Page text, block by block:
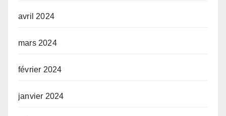
avril 2024
mars 2024
février 2024
janvier 2024